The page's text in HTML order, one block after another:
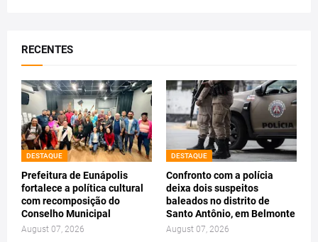
RECENTES
DESTAQUE
Prefeitura de Eunápolis
fortalece a política cultural
com recomposição do
Conselho Municipal
August 07, 2026
DESTAQUE
Confronto com a polícia
deixa dois suspeitos
baleados no distrito de
Santo Antônio, em Belmonte
August 07, 2026